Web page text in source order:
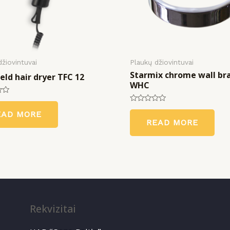
hair dryer TFC 12
MORE
Plaukų džiovintuvai
Starmix chrome wall
WHC
Rated
5
READ MORE
Rekvizitai